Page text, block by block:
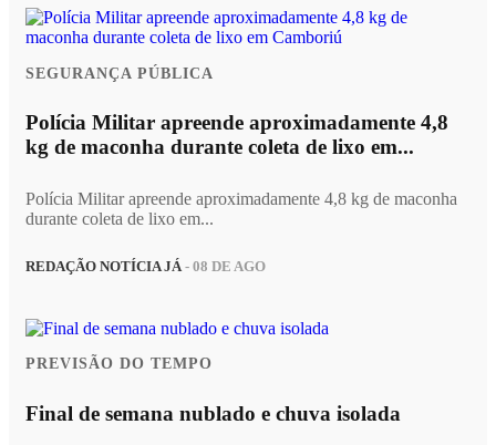
SEGURANÇA PÚBLICA
Polícia Militar apreende aproximadamente 4,8
kg de maconha durante coleta de lixo em...
Polícia Militar apreende aproximadamente 4,8 kg de maconha
durante coleta de lixo em...
REDAÇÃO NOTÍCIA JÁ - 08 DE AGO
PREVISÃO DO TEMPO
Final de semana nublado e chuva isolada